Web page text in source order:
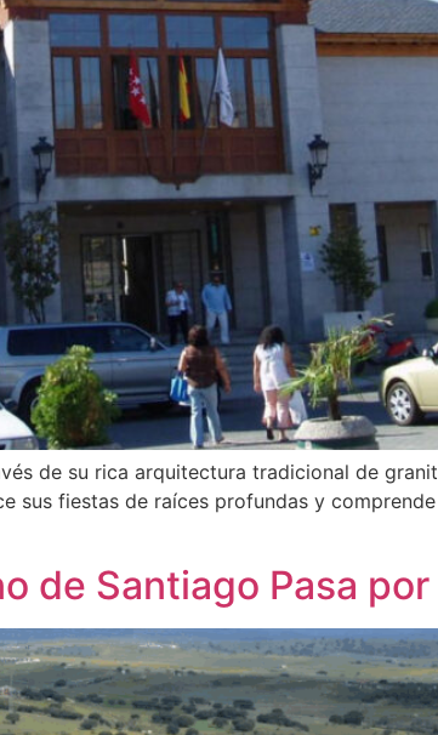
de su rica arquitectura tradicional de
sus fiestas de raíces profundas y
de Santiago Pasa